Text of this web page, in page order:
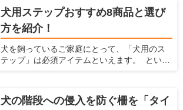
事では、キャットウォールの選び方とおすす
め商品を紹介します。
発汗による体温調節ができません。 体温が急
激に上がるとなかなか体温を下げられず、夏
の暑い時期には熱中症になってしまう危険性
があります。 熱中症になると命を落とす可能
性もあるので、飼い主はしっかり猫の暑さ対
策をしてあげなくてはなりません。 そこで今
グッズを紹介します。
犬用ステップおすすめ8商品と選び
方を紹介！
犬を飼っているご家庭にとって、「犬用のス
テップ」は必須アイテムといえます。 という
からです。もし犬を飼っているなら、"犬用の
ステップを準備するのがおすすめ。 ここで
犬の階段への侵入を防ぐ柵を「タイ